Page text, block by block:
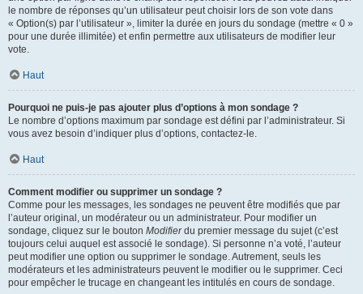
le nombre de réponses qu’un utilisateur peut choisir lors de son vote dans
« Option(s) par l’utilisateur », limiter la durée en jours du sondage (mettre « 0 »
pour une durée illimitée) et enfin permettre aux utilisateurs de modifier leur
vote.
Haut
Pourquoi ne puis-je pas ajouter plus d’options à mon sondage ?
Le nombre d’options maximum par sondage est défini par l’administrateur. Si
vous avez besoin d’indiquer plus d’options, contactez-le.
Haut
Comment modifier ou supprimer un sondage ?
Comme pour les messages, les sondages ne peuvent être modifiés que par
l’auteur original, un modérateur ou un administrateur. Pour modifier un
sondage, cliquez sur le bouton Modifierdu premier message du sujet (c’est
toujours celui auquel est associé le sondage). Si personne n’a voté, l’auteur
peut modifier une option ou supprimer le sondage. Autrement, seuls les
modérateurs et les administrateurs peuvent le modifier ou le supprimer. Ceci
pour empêcher le trucage en changeant les intitulés en cours de sondage.